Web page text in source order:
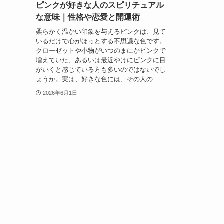
ピンクが好きな人のスピリチュアル
な意味｜性格や恋愛と開運術
柔らかく温かい印象を与えるピンクは、見て
いるだけで心がほっとする不思議な色です。
クローゼットや小物がいつのまにかピンクで
増えていた、あるいは最近やけにピンクに目
がいくと感じている方も多いのではないでし
ょうか。実は、好きな色には、その人の...
2026年6月1日